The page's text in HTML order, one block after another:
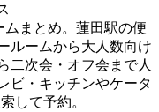
まとめ。蓮田駅の便
ルームから大人数向け
二次会・オフ会まで人
ビ・キッチンやケータ
して予約。